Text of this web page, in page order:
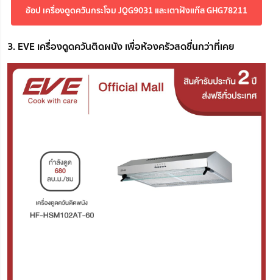
ช้อป เครื่องดูดควันกระโจม JQG9031 และเตาฝังแก๊ส GHG78211
3. EVE เครื่องดูดควันติดผนัง เพื่อห้องครัวสดชื่นกว่าที่เคย